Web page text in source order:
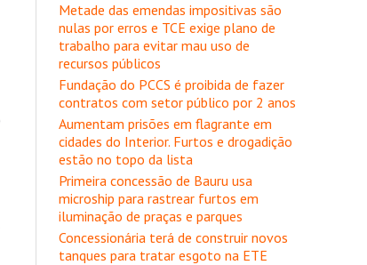
Metade das emendas impositivas são
nulas por erros e TCE exige plano de
trabalho para evitar mau uso de
recursos públicos
Fundação do PCCS é proibida de fazer
contratos com setor público por 2 anos
Aumentam prisões em flagrante em
cidades do Interior. Furtos e drogadição
estão no topo da lista
Primeira concessão de Bauru usa
microship para rastrear furtos em
iluminação de praças e parques
Concessionária terá de construir novos
tanques para tratar esgoto na ETE